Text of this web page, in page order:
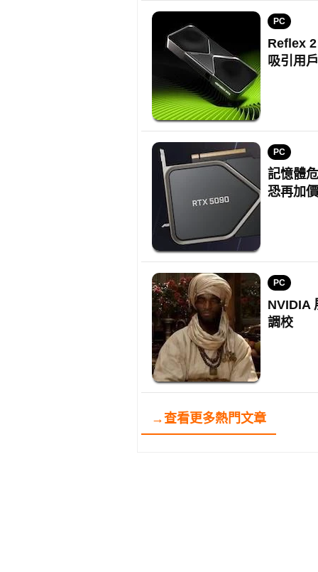
PC
Reflex
吸引用
PC
記憶體
恐再加價
PC
NVIDIA
調校
→查看更多熱門文章